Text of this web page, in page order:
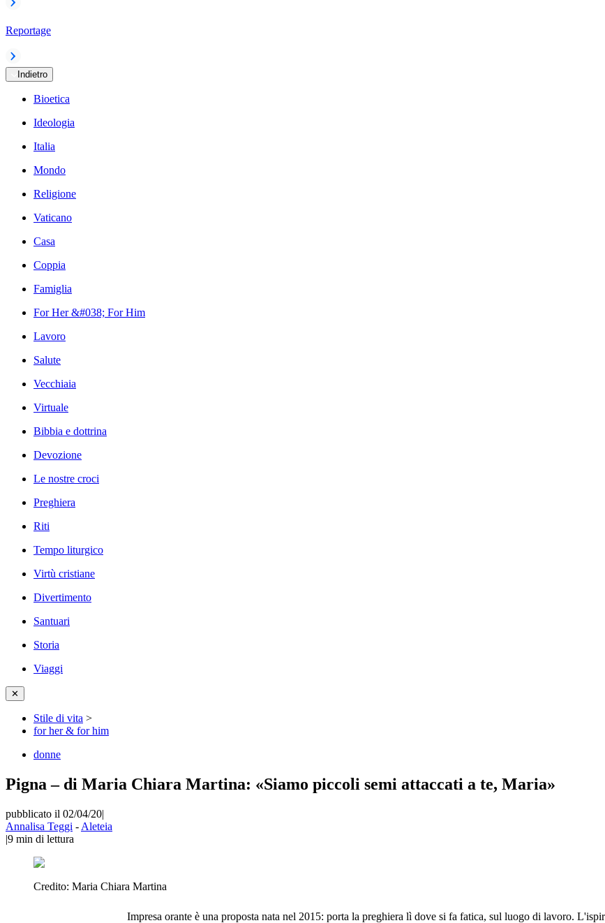
Reportage
Indietro
Bioetica
Ideologia
Italia
Mondo
Religione
Vaticano
Casa
Coppia
Famiglia
For Her &#038; For Him
Lavoro
Salute
Vecchiaia
Virtuale
Bibbia e dottrina
Devozione
Le nostre croci
Preghiera
Riti
Tempo liturgico
Virtù cristiane
Divertimento
Santuari
Storia
Viaggi
✕
Stile di vita >
for her & for him
donne
Pigna – di Maria Chiara Martina: «Siamo piccoli semi attaccati a te, Maria»
pubblicato il 02/04/20|
Annalisa Teggi - Aleteia
|9 min di lettura
Credito: Maria Chiara Martina
Impresa orante è una proposta nata nel 2015: porta la preghiera lì dove si fa fatica, sul luogo di lavoro.